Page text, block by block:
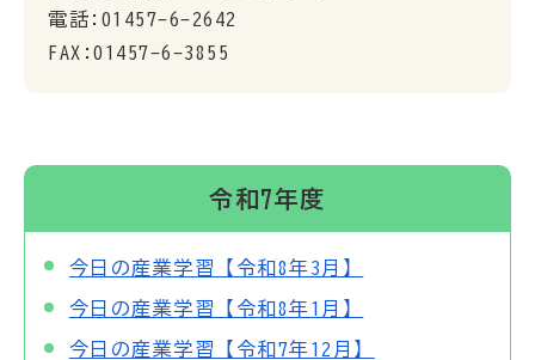
電話:01457-6-2642
FAX:01457-6-3855
令和7年度
今日の産業学習【令和8年3月】
今日の産業学習【令和8年1月】
今日の産業学習【令和7年12月】